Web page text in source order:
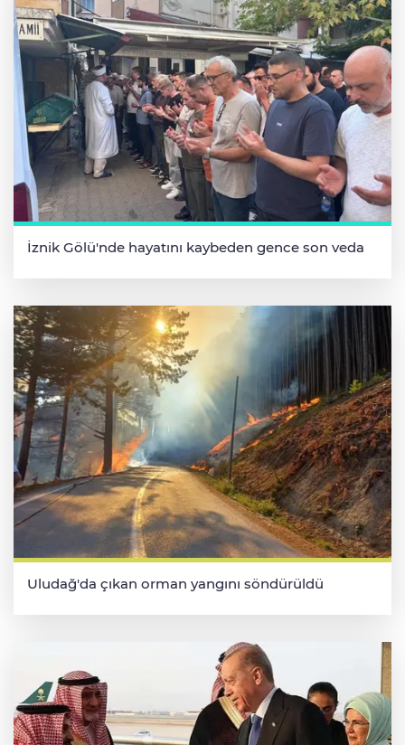
İznik Gölü'nde hayatını kaybeden gence son veda
Uludağ'da çıkan orman yangını söndürüldü